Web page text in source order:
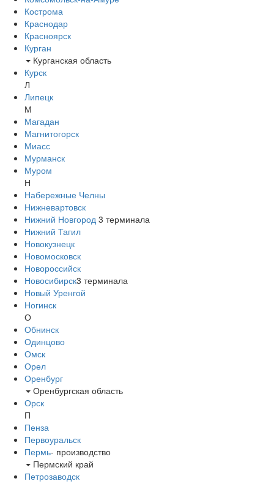
Кострома
Краснодар
Красноярск
Курган
Курганская область
Курск
Л
Липецк
М
Магадан
Магнитогорск
Миасс
Мурманск
Муром
Н
Набережные Челны
Нижневартовск
Нижний Новгород 3 терминала
Нижний Тагил
Новокузнецк
Новомосковск
Новороссийск
Новосибирск3 терминала
Новый Уренгой
Ногинск
О
Обнинск
Одинцово
Омск
Орел
Оренбург
Оренбургская область
Орск
П
Пенза
Первоуральск
Пермь- производство
Пермский край
Петрозаводск